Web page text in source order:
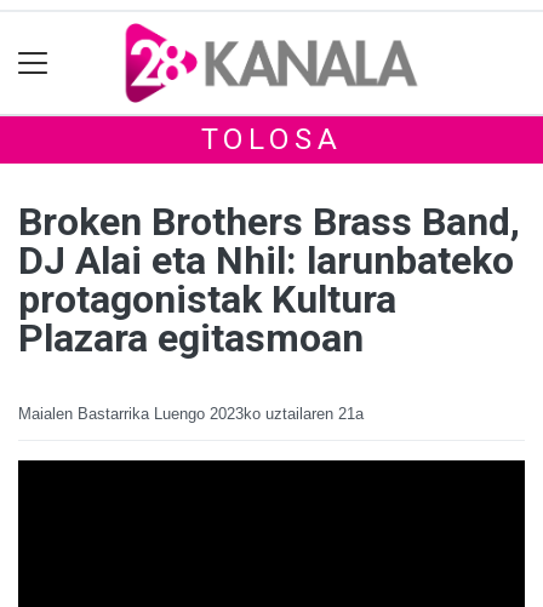
TOLOSA
Broken Brothers Brass Band,
DJ Alai eta Nhil: larunbateko
protagonistak Kultura
Plazara egitasmoan
Maialen Bastarrika Luengo 2023ko uztailaren 21a